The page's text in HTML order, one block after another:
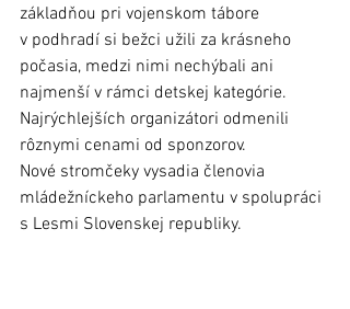
základňou pri vojenskom tábore
v podhradí si bežci užili za krásneho
počasia, medzi nimi nechýbali ani
najmenší v rámci detskej kategórie.
Najrýchlejších organizátori odmenili
rôznymi cenami od sponzorov.
Nové stromčeky vysadia členovia
mládežníckeho parlamentu v spolupráci
s Lesmi Slovenskej republiky.